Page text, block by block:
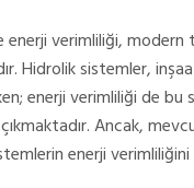
enerji verimliliği,
Hidrolik sistemler,
enerji verimliliği de
çıkmaktadır. Ancak,
enerji